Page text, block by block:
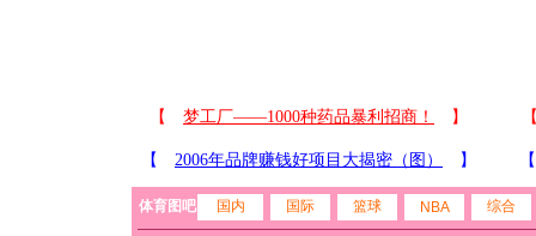
体育图吧 国内 国际 篮球 NBA 综合